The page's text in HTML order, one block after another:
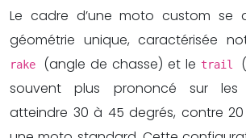
Le cadre d’une moto custom se
géométrie unique, caractérisée
rake (angle de chasse) et le trail
souvent plus prononcé sur les
atteindre 30 à 45 degrés, contre